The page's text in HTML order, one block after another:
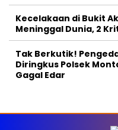
Kecelakaan di Bukit
Meninggal Dunia, 2
Tak Berkutik!
Diringkus Polsek
Gagal Edar